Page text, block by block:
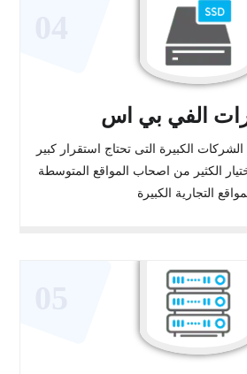
الفي بي اس
الشركات الكبيرة التى تحتاج استقرار كبير
الكثير من اصحاب المواقع المتوسطة
التجارية الكبيرة